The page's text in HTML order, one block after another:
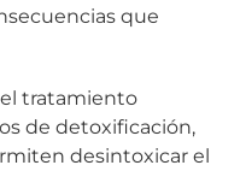
que
tratamiento
de detoxificación,
desintoxicar el